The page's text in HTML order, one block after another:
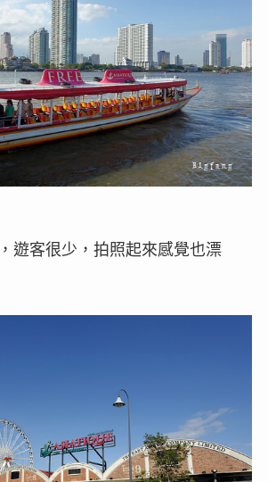
遊客很少，拍照起來感覺也漂